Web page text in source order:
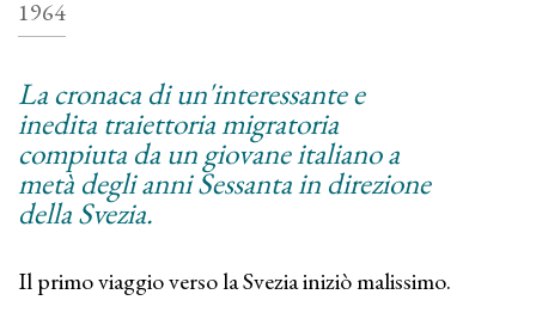
1964
La cronaca di un'interessante e
inedita traiettoria migratoria
compiuta da un giovane italiano a
metà degli anni Sessanta in direzione
della Svezia.
Il primo viaggio verso la Svezia iniziò malissimo.